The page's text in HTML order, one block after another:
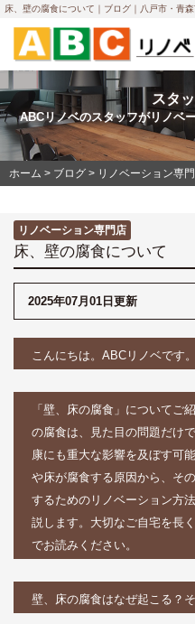
床、壁の腐食について｜ブログ｜八戸市・青
スタ
ABCリノベのスタッフがリノベ
ホーム > ブログ > リノベーション専
リノベーション専門店
床、壁の腐食について
2025年07月01日更新
こんにちは。ABCリノベです。
「壁、床の腐食」についてご
の腐食は、見た目の問題だけ
康にも重大な影響を及ぼす可
や床が腐食する原因から、そ
するためのリノベーション方
説します。大切なご自宅を長
でお読みください。
壁、床の腐食はなぜ起こる？